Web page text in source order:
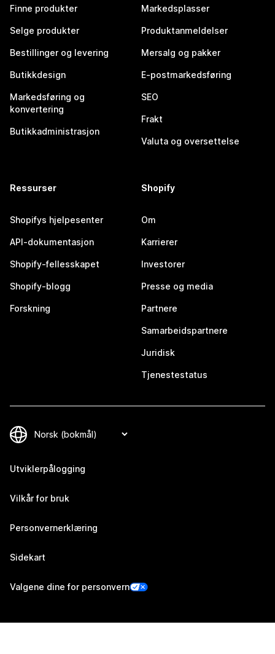
Finne produkter
Selge produkter
Bestillinger og levering
Butikkdesign
Markedsføring og
konvertering
Butikkadministrasjon
Markedsplasser
Produktanmeldelser
Mersalg og pakker
E-postmarkedsføring
SEO
Frakt
Valuta og oversettelse
Ressurser
Shopifys hjelpesenter
API-dokumentasjon
Shopify-fellesskapet
Shopify-blogg
Forskning
Shopify
Om
Karrierer
Investorer
Presse og media
Partnere
Samarbeidspartnere
Juridisk
Tjenestestatus
Utviklerpålogging
Vilkår for bruk
Personvernerklæring
Sidekart
Valgene dine for personvern